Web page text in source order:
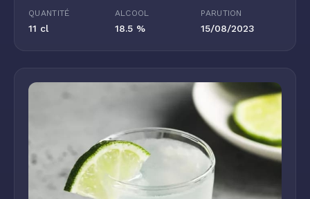
QUANTITÉ
11 cl
ALCOOL
18.5 %
PARUTION
15/08/2023